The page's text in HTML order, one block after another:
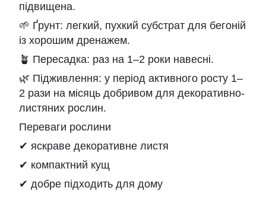
підвищена.
🌱 Ґрунт: легкий, пухкий субстрат для бегоній
із хорошим дренажем.
🪴 Пересадка: раз на 1–2 роки навесні.
🌿 Підживлення: у період активного росту 1–
2 рази на місяць добривом для декоративно-
листяних рослин.
Переваги рослини
✔ яскраве декоративне листя
✔ компактний кущ
✔ добре підходить для дому